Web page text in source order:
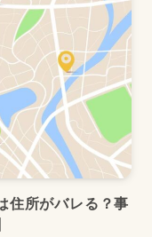
住所がバレる？事